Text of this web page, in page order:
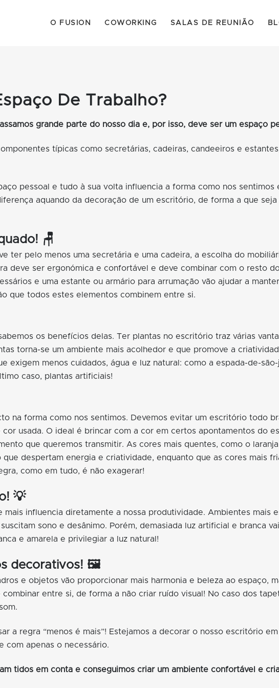
O FUSION COWORKING SALAS DE REUNIÃO
De Trabalho?
grande parte do nosso dia e, por isso, deve ser um espaço
típicas como secretárias, cadeiras, candeeiros e
pessoal e tudo à sua volta influencia a forma como nos sentimos
aquando da decoração de um escritório, de forma a que
🪑
ter pelo menos uma secretária e uma cadeira, a escolha do
deve ser ergonómica e confortável e deve combinar com o resto
e uma estante ou armário para arrumação vão ajudar a
que todos estes elementos combinem entre si.
os benefícios delas. Ter plantas no escritório traz várias
torna-se um ambiente mais acolhedor e que promove a
exigem menos cuidados, água e luz natural: como a espada-de-
caso, plantas artificiais!
na forma como nos sentimos. Devemos evitar um escritório todo
usada. O ideal é brincar com a cor em certos apontamentos do
que queremos transmitir. As cores mais quentes, como o
despertam energia e criatividade, enquanto que as cores mais
como em tudo, é não exagerar!
💡
influencia diretamente a nossa produtividade. Ambientes mais
sono e desânimo. Porém, demasiada luz artificial e branca
e amarela e privilegiar a luz natural!
decorativos! 🖼️
e objetos vão proporcionar mais harmonia e beleza ao espaço,
entre si, de forma a não criar ruído visual! No caso dos
a regra “menos é mais”! Estejamos a decorar o nosso escritório
com apenas o necessário.
tidos em conta e conseguimos criar um ambiente confortável e